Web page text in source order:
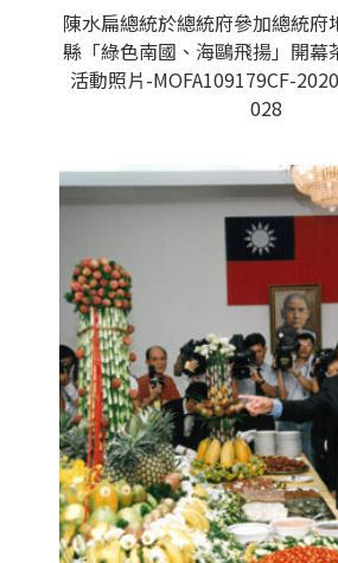
陳水扁總統於總統府參加總統府
縣「綠色南國、海鷗飛揚」開幕
活動照片-MOFA109179CF-
028